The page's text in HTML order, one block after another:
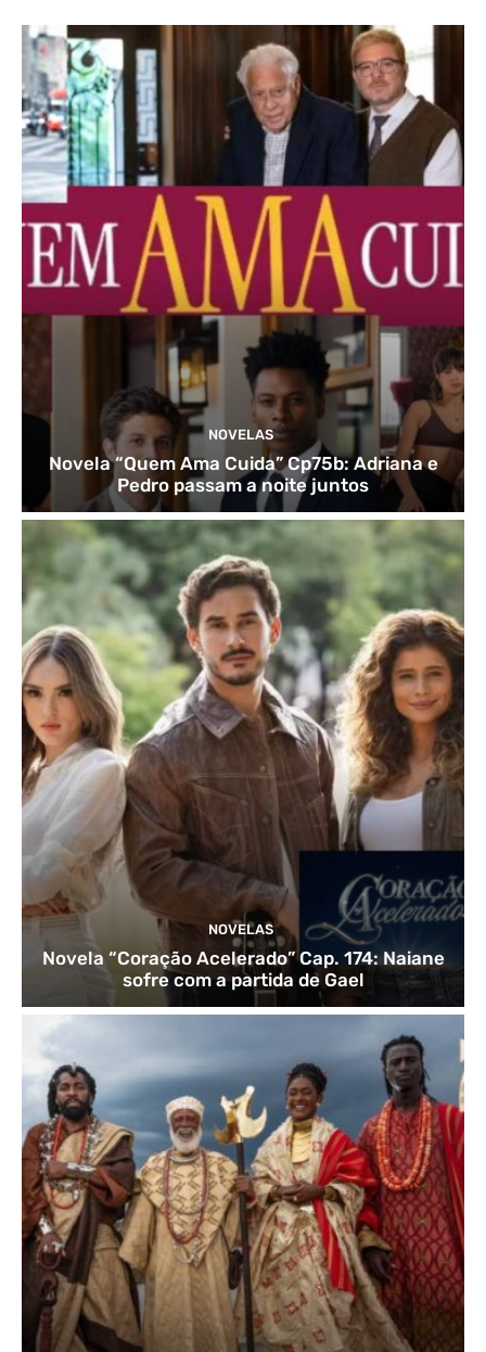
NOVELAS
Novela “Quem Ama Cuida” Cp75b: Adriana e
Pedro passam a noite juntos
NOVELAS
Novela “Coração Acelerado” Cap. 174: Naiane
sofre com a partida de Gael